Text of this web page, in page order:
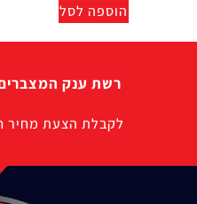
הוספה לסל
רשת ענק
לקבלת הצעת מחיר חייגו: 072-